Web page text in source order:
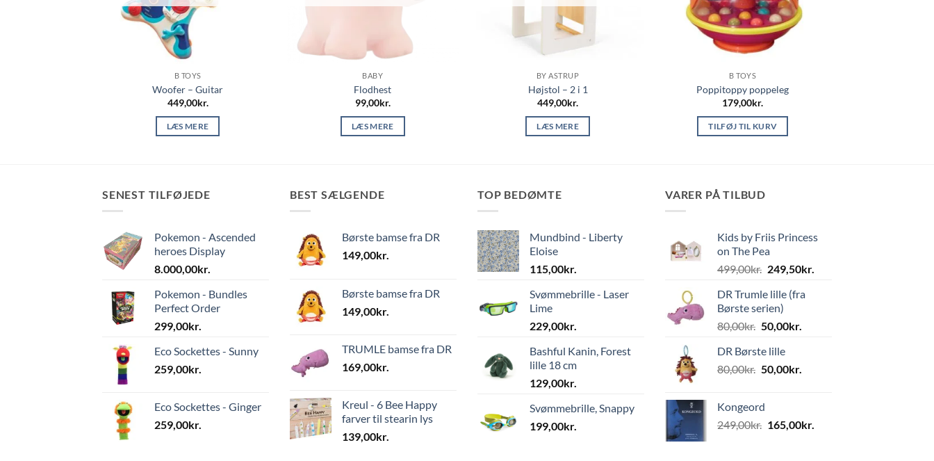
B TOYS
Woofer – Guitar
449,00kr.
LÆS MERE
BABY
Flodhest
99,00kr.
LÆS MERE
BY ASTRUP
Højstol – 2 i 1
449,00kr.
LÆS MERE
B TOYS
Poppitoppy poppeleg
179,00kr.
TILFØJ TIL KURV
SENEST TILFØJEDE
Pokemon - Ascended
heroes Display
8.000,00kr.
Pokemon - Bundles
Perfect Order
299,00kr.
Eco Sockettes - Sunny
259,00kr.
Eco Sockettes - Ginger
259,00kr.
BEST SÆLGENDE
Børste bamse fra DR
149,00kr.
Børste bamse fra DR
149,00kr.
TRUMLE bamse fra DR
169,00kr.
Kreul - 6 Bee Happy
farver til stearin lys
139,00kr.
TOP BEDØMTE
Mundbind - Liberty
Eloise
115,00kr.
Svømmebrille - Laser
Lime
229,00kr.
Bashful Kanin, Forest
lille 18 cm
129,00kr.
Svømmebrille, Snappy
199,00kr.
VARER PÅ TILBUD
Kids by Friis Princess
on The Pea
499,00kr. Den
pris
var:
499,00kr..
249,50kr.
DR Trumle lille (fra
Børste serien)
80,00kr. Den
pris
var:
50,00kr.
er:
DR Børste lille
80,00kr. Den
var:
80,00kr..
50,00kr.
50,00kr..
Kongeord
249,00kr. Den
165,00kr.